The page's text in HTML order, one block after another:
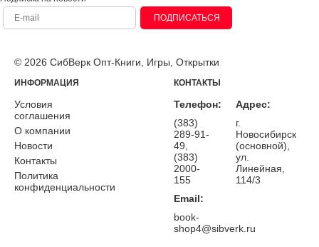
ПОДПИСАТЬСЯ
© 2026 СибВерк Опт-Книги, Игры, Открытки
ИНФОРМАЦИЯ
Условия
соглашения
О компании
Новости
Контакты
Политика
конфиденциальности
КОНТАКТЫ
Телефон:
(383)
289-91-
49,
(383)
2000-
155
Email:
book-
shop4@sibverk.ru
Адрес:
г.
Новосибирск
(основной),
ул.
Линейная,
114/3